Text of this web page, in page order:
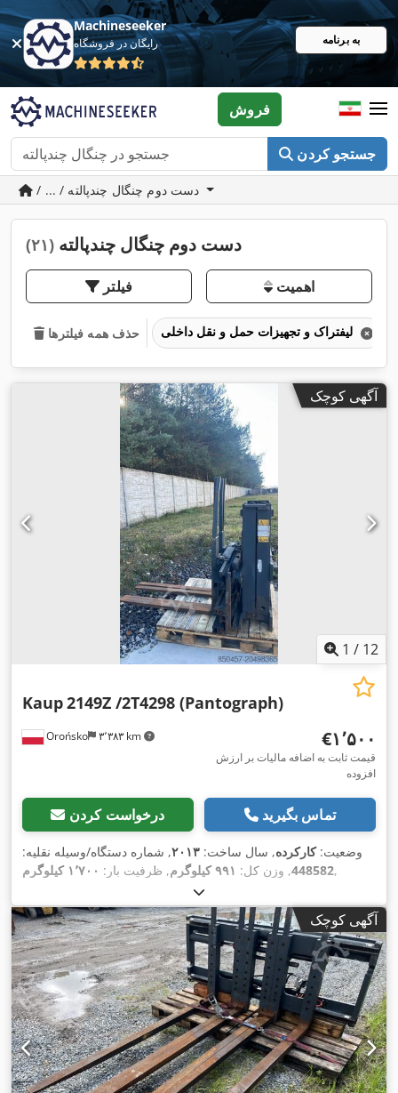
Machineseeker
رایگان در فروشگاه به برنامه
جستجو کردن
فروش
دست دوم چنگال چندپالته (۲۱)
فیلتر اهمیت
حذف همه فیلترها
آگهی کوچک
1 / 12
Orońsko ۳٬۳۸۳ km
Kaup2149Z /2T4298 (Pantograph)
‎€۱٬۵۰۰
قیمت ثابت به اضافه مالیات بر ارزش
افزوده
درخواست کردن تماس بگیرید
وضعیت:کارکرده, سال ساخت: ۲۰۱۳, شماره دستگاه/وسیله نقلیه:
448582, وزن کل: ۹۹۱ کیلوگرم , ظرفیت بار: ۱٬۷۰۰ کیلوگرم ,
آگهی کوچک